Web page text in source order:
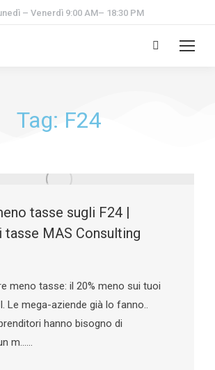
– Venerdì 9:00 AM– 18:30 PM
Tag: F24
tasse sugli F24 |
tasse MAS Consulting
meno tasse: il 20% meno sui tuoi
Le mega-aziende già lo fanno..
hanno bisogno di
m……